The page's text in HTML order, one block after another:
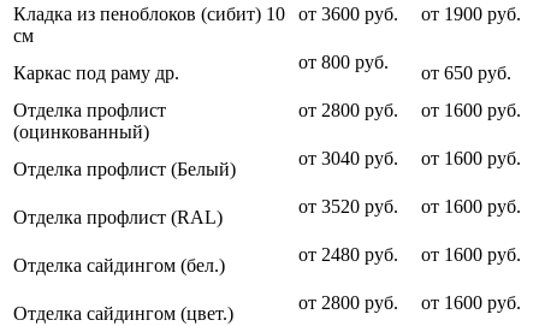
Кладка из пеноблоков (сибит) 10
см
от 3600 руб. от 1900 руб.
Каркас под раму др.
от 800 руб.
от 650 руб.
Отделка профлист
(оцинкованный)
от 2800 руб. от 1600 руб.
Отделка профлист (Белый)
от 3040 руб. от 1600 руб.
Отделка профлист (RAL)
от 3520 руб. от 1600 руб.
Отделка сайдингом (бел.)
от 2480 руб. от 1600 руб.
Отделка сайдингом (цвет.)
от 2800 руб. от 1600 руб.